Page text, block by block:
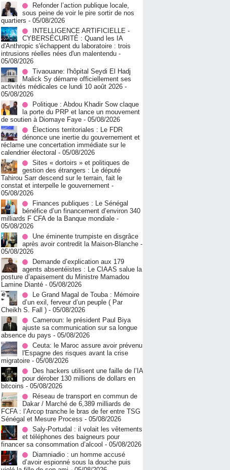
Refonder l’action publique locale,
sous peine de voir le pire sortir de nos
quartiers - 05/08/2026
INTELLIGENCE ARTIFICIELLE -
CYBERSÉCURITÉ : Quand les IA
d'Anthropic s'échappent du laboratoire : trois
intrusions réelles nées d'un malentendu -
05/08/2026
Tivaouane: l'hôpital Seydi El Hadj
Malick Sy démarre officiellement ses
activités médicales ce lundi 10 août 2026 -
05/08/2026
Politique : Abdou Khadir Sow claque
la porte du PRP et lance un mouvement
de soutien à Diomaye Faye - 05/08/2026
Élections territoriales : Le FDR
dénonce une inertie du gouvernement et
réclame une concertation immédiate sur le
calendrier électoral - 05/08/2026
Sites « dortoirs » et politiques de
gestion des étrangers : Le député
Tahirou Sarr descend sur le terrain, fait le
constat et interpelle le gouvernement -
05/08/2026
Finances publiques : Le Sénégal
bénéfice d’un financement d’environ 340
milliards F CFA de la Banque mondiale -
05/08/2026
Une éminente trumpiste en disgrâce
après avoir contredit la Maison-Blanche -
05/08/2026
Demande d’explication aux 179
agents absentéistes : Le CIAAS salue la
posture d’apaisement du Ministre Mamadou
Lamine Dianté - 05/08/2026
Le Grand Magal de Touba : Mémoire
d’un exil, ferveur d’un peuple ( Par
Cheikh S. Fall ) - 05/08/2026
Cameroun: le président Paul Biya
ajuste sa communication sur sa longue
absence du pays - 05/08/2026
Ceuta: le Maroc assure avoir prévenu
l'Espagne des risques avant la crise
migratoire - 05/08/2026
Des hackers utilisent une faille de l’IA
pour dérober 130 millions de dollars en
bitcoins - 05/08/2026
Réseau de transport en commun de
Dakar / Marché de 6,389 milliards de
FCFA : l’Arcop tranche le bras de fer entre TSG
Sénégal et Mesure Process - 05/08/2026
Saly-Portudal : il volait les vêtements
et téléphones des baigneurs pour
financer sa consommation d’alcool - 05/08/2026
Diamniadio : un homme accusé
d’avoir espionné sous la douche puis